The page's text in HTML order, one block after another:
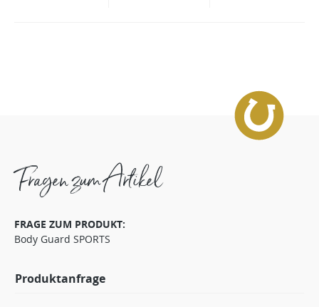
Fragen zum Artikel
FRAGE ZUM PRODUKT:
Body Guard SPORTS
Produktanfrage